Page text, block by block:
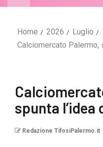
Home 2026 Luglio
Calciomercato Palermo,
spunta l’idea
Redazione TifosiPalermo.it